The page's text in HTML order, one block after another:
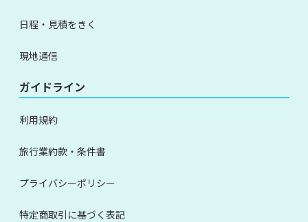
日程・見積をきく
現地通信
ガイドライン
利用規約
旅行業約款・条件書
プライバシーポリシー
特定商取引に基づく表記